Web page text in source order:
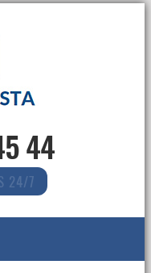
44
24/7